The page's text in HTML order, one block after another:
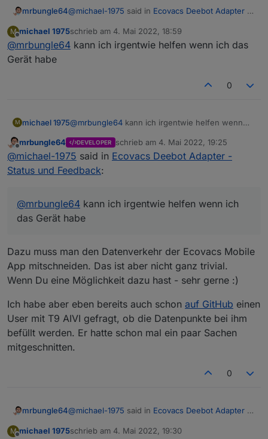
mrbungle64@michael-1975 said in Ecovacs Deebot Adapter -
Hallo Leute ich habe eine Frage
an was kann das Liegen?? alles andere geht.
Danke und gruß Michael
das ist ein bekanntes Problem beim T9:
Da ich keinen T9 habe und es von Ecovacs keine
ich es bisher leider noch nicht lösen. Ich habe
aber noch Hoffnung, dass ich an die notwendigen
Infos komme ;)
M
Offline
michael 1975schrieb am 4. Mai 2022, 18:59
zuletzt editiert von
@mrbungle64 kann ich irgentwie helfen wenn ich das
Gerät habe
0
M michael 1975@mrbungle64 kann ich irgentwie helfen wenn
Offline
mrbungle64 DEVELOPER schrieb am 4. Mai 2022, 19:25
zuletzt editiert von
@michael-1975 said in Ecovacs Deebot Adapter -
Status und Feedback:
@mrbungle64 kann ich irgentwie helfen wenn ich
das Gerät habe
Dazu muss man den Datenverkehr der Ecovacs Mobile
App mitschneiden. Das ist aber nicht ganz trivial.
Wenn Du eine Möglichkeit dazu hast - sehr gerne :)
Ich habe aber eben bereits auch schon auf GitHub einen
User mit T9 AIVI gefragt, ob die Datenpunkte bei ihm
befüllt werden. Er hatte schon mal ein paar Sachen
mitgeschnitten.
0
mrbungle64@michael-1975 said in Ecovacs Deebot Adapter -
M michael 1975schrieb am 4. Mai 2022, 19:30
zuletzt editiert von